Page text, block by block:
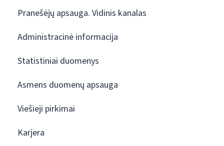
Pranešėjų apsauga. Vidinis kanalas
Administracinė informacija
Statistiniai duomenys
Asmens duomenų apsauga
Viešieji pirkimai
Karjera